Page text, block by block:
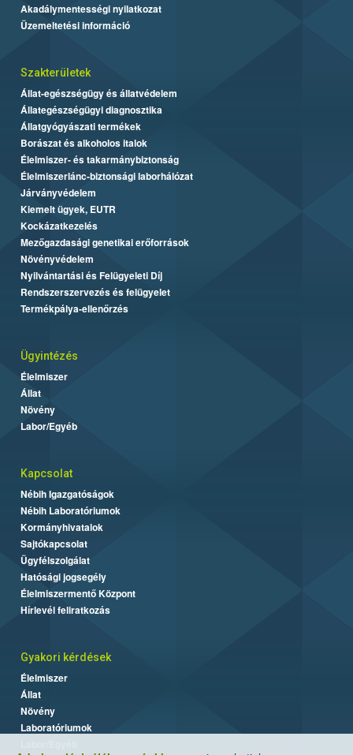
Akadálymentességi nyilatkozat
Üzemeltetési információ
Szakterületek
Állat-egészségügy és állatvédelem
Állategészségügyi diagnosztika
Állatgyógyászati termékek
Borászat és alkoholos italok
Élelmiszer- és takarmánybiztonság
Élelmiszerlánc-biztonsági laborhálózat
Járványvédelem
Kiemelt ügyek, EUTR
Kockázatkezelés
Mezőgazdasági genetikai erőforrások
Növényvédelem
Nyilvántartási és Felügyeleti Díj
Rendszerszervezés és felügyelet
Termékpálya-ellenőrzés
Ügyintézés
Élelmiszer
Állat
Növény
Labor/Egyéb
Kapcsolat
Nébih Igazgatóságok
Nébih Laboratóriumok
Kormányhivatalok
Sajtókapcsolat
Ügyfélszolgálat
Hatósági jogsegély
Élelmiszermentő Központ
Hírlevél feliratkozás
Gyakori kérdések
Élelmiszer
Állat
Növény
Laboratóriumok